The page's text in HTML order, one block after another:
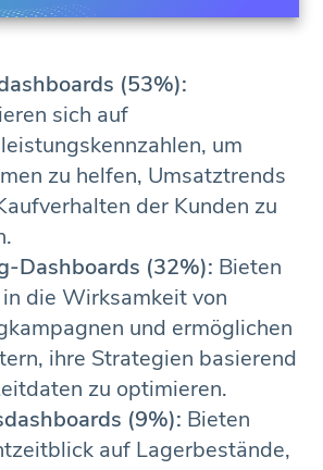
(53%):
sich auf
um
zu helfen, Umsatztrends
der Kunden zu
Dashboards (32%): Bieten
die Wirksamkeit von
und ermöglichen
ihre Strategien basierend
zu optimieren.
(9%): Bieten
auf Lagerbestände,